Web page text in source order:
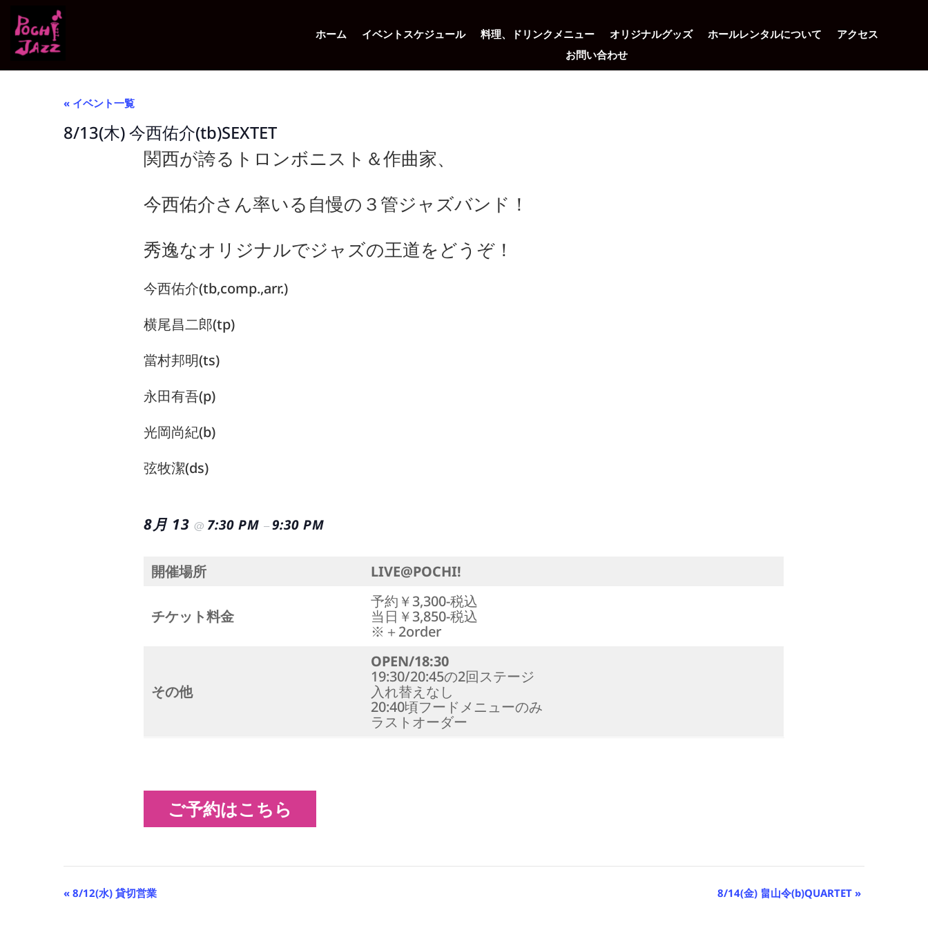
ホーム イベントスケジュール 料理、ドリンクメニュー オリジナルグッズ ホールレンタルについて
アクセス
お問い合わせ
« イベント一覧
8/13(木) 今西佑介(tb)SEXTET
関西が誇るトロンボニスト＆作曲家、
今西佑介さん率いる自慢の３管ジャズバンド！
秀逸なオリジナルでジャズの王道をどうぞ！
今西佑介(tb,comp.,arr.)
横尾昌二郎(tp)
當村邦明(ts)
永田有吾(p)
光岡尚紀(b)
弦牧潔(ds)
8月 13 @ 7:30 PM –9:30 PM
開催場所 LIVE@POCHI!
チケット料金
予約￥3,300-税込
当日￥3,850-税込
※＋2order
その他
OPEN/18:30
19:30/20:45の2回ステージ
入れ替えなし
20:40頃フードメニューのみ
ラストオーダー
ご予約はこちら
イ
« 8/12(水) 貸切営業 8/14(金) 畠山令(b)QUARTET »